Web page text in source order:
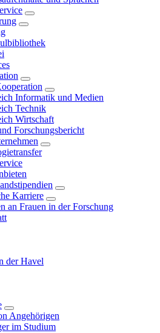
Informatik und Medien
Technik
Wirtschaft
Forschungsbericht
Karriere
an Frauen in der Forschung
der Havel
Angehörigen
im Studium